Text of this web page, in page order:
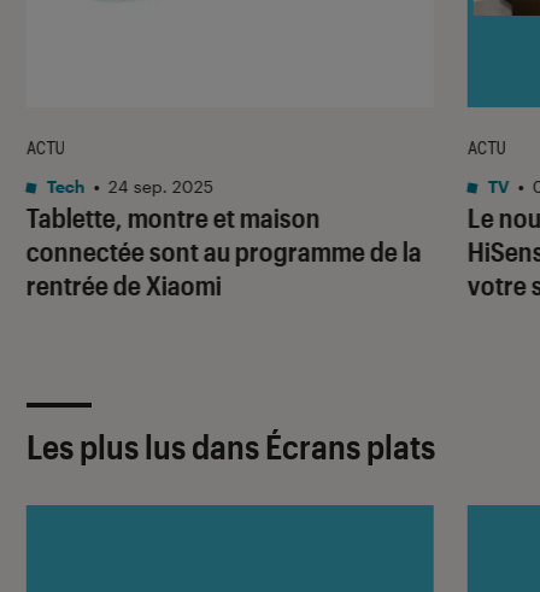
Tablette, montre et maison
connectée sont au programme de la
rentrée de Xiaomi
ACTU
Tech • 24 sep. 2025
Le
votre
ACTU
TV •
Les plus lus dans Écrans plats